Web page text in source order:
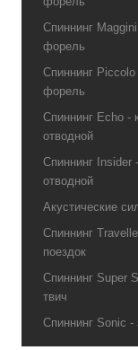
Спиннинг
форель
Спиннинг
форель
Спиннинг Echo -
отводной
Спиннинг Insider
отводной
Акустические
Спиннинг
поездок
Спиннинг Super
твич
Спиннинг Sonic -